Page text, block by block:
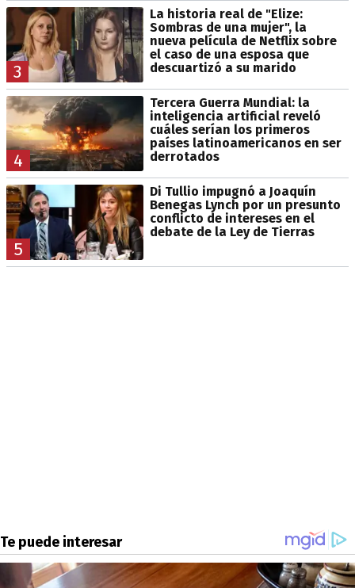
3
La historia real de "Elize:
Sombras de una mujer", la
nueva película de Netflix sobre
el caso de una esposa que
descuartizó a su marido
4
Tercera Guerra Mundial: la
inteligencia artificial reveló
cuáles serían los primeros
países latinoamericanos en ser
derrotados
5
Di Tullio impugnó a Joaquín
Benegas Lynch por un presunto
conflicto de intereses en el
debate de la Ley de Tierras